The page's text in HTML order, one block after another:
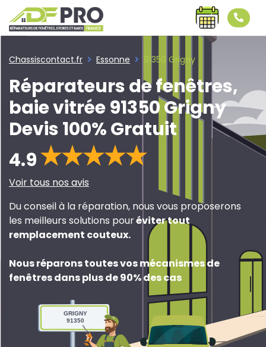
Chassiscontact.fr Essonne 91350 Grigny
Réparateurs de fenêtres,
baie vitrée 91350 Grigny
Devis 100% Gratuit
4.9
Voir tous nos avis
Du conseil à la réparation, nous vous proposerons
les meilleurs solutions pouréviter tout
remplacement couteux.
Nous réparons toutes vos mécanismes de
fenêtres dans plus de 90% des cas
GRIGNY
91350